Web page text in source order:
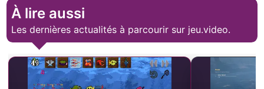
À lire aussi
Les dernières actualités à parcourir sur jeu.video.